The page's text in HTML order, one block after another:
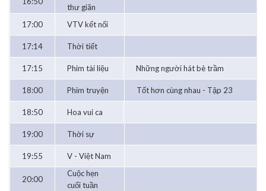
thư giãn
17:00
VTV kết nối
17:14 Thời tiết
17:15 Phim tài liệu Những người hát bè trầm
18:00 Phim truyện Tốt hơn cùng nhau - Tập 23
18:50 Hoa vui ca
19:00 Thời sự
19:55 V - Việt Nam
20:00
Cuộc hẹn
cuối tuần